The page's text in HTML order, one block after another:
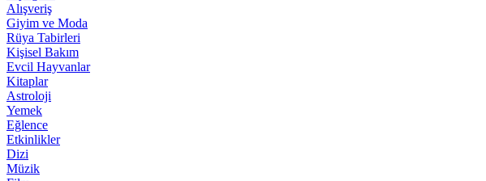
Alışveriş
Giyim ve Moda
Rüya Tabirleri
Kişisel Bakım
Evcil Hayvanlar
Kitaplar
Astroloji
Yemek
Eğlence
Etkinlikler
Dizi
Müzik